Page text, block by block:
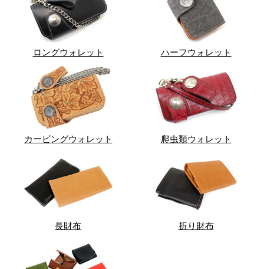
ロングウォレット ハーフウォレット
カービングウォレット 爬虫類ウォレット
長財布 折り財布